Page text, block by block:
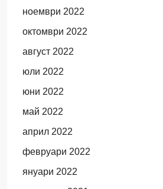
ноември 2022
октомври 2022
август 2022
юли 2022
юни 2022
май 2022
април 2022
февруари 2022
януари 2022